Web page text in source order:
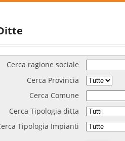
Cerca ragione sociale
Cerca Provincia
Cerca Comune
Cerca Tipologia ditta
Tipologia Impianti